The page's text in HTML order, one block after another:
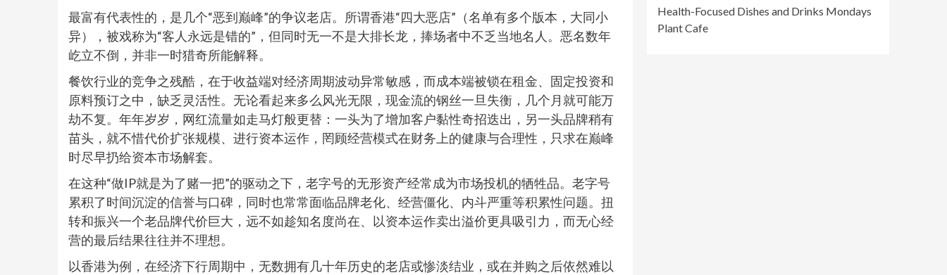
最富有代表性的，是几个“恶到巅峰”的争议老店。所谓香港“四大恶店”（名单有多个版本，大同小
异），被戏称为“客人永远是错的”，但同时无一不是大排长龙，捧场者中不乏当地名人。恶名数年
屹立不倒，并非一时猎奇所能解释。
餐饮行业的竞争之残酷，在于收益端对经济周期波动异常敏感，而成本端被锁在租金、固定投资和
原料预订之中，缺乏灵活性。无论看起来多么风光无限，现金流的钢丝一旦失衡，几个月就可能万
劫不复。年年岁岁，网红流量如走马灯般更替：一头为了增加客户黏性奇招迭出，另一头品牌稍有
苗头，就不惜代价扩张规模、进行资本运作，罔顾经营模式在财务上的健康与合理性，只求在巅峰
时尽早扔给资本市场解套。
在这种“做IP就是为了赌一把”的驱动之下，老字号的无形资产经常成为市场投机的牺牲品。老字号
累积了时间沉淀的信誉与口碑，同时也常常面临品牌老化、经营僵化、内斗严重等积累性问题。扭
转和振兴一个老品牌代价巨大，远不如趁知名度尚在、以资本运作卖出溢价更具吸引力，而无心经
营的最后结果往往并不理想。
以香港为例，在经济下行周期中，无数拥有几十年历史的老店或惨淡结业，或在并购之后依然难以
Health-Focused Dishes and Drinks Mondays
Plant Cafe